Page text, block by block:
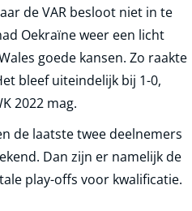
de VAR besloot niet in te
Oekraïne weer een licht
goede kansen. Zo raakte
bleef uiteindelijk bij 1-0,
2022 mag.
de laatste twee deelnemers
Dan zijn er namelijk de
play-offs voor kwalificatie.